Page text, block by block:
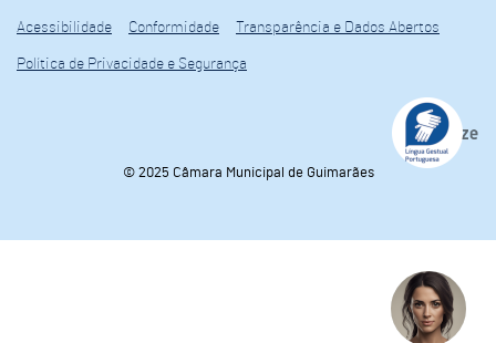
Acessibilidade Conformidade Transparência e Dados Abertos
Política de Privacidade e Segurança
© 2025 Câmara Municipal de Guimarães